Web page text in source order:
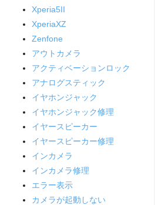
Xperia5II
XperiaXZ
Zenfone
アウトカメラ
アクティベーションロック
アナログスティック
イヤホンジャック
イヤホンジャック修理
イヤースピーカー
イヤースピーカー修理
インカメラ
インカメラ修理
エラー表示
カメラが起動しない